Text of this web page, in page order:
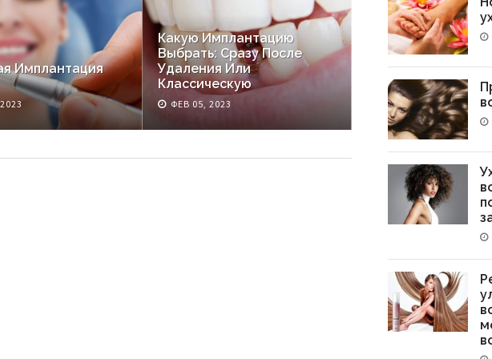
Имплантация
Какую Имплантацию
Выбрать: Сразу После
Удаления Или
Классическую
ФЕВ 05, 2023
Ранняя Пластика
Лет): За И Против,
Интересные
НОЯ 13, 2022